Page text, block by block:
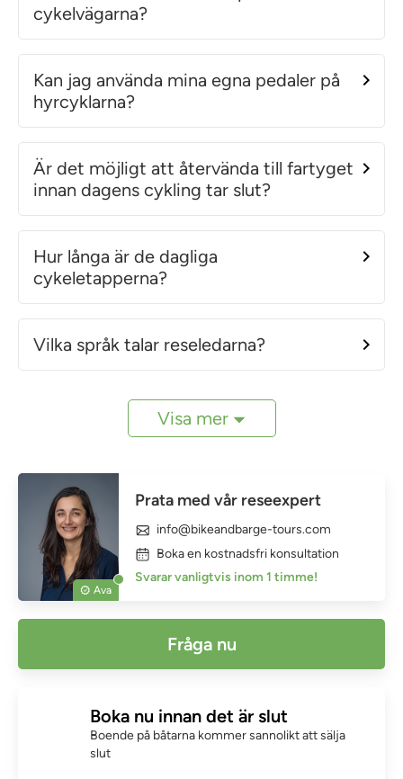
cykelvägarna?
Kan jag använda mina egna pedaler på
hyrcyklarna?
Är det möjligt att återvända till fartyget
innan dagens cykling tar slut?
Hur långa är de dagliga
cykeletapperna?
Vilka språk talar reseledarna?
Visa mer
Ava
Prata med vår reseexpert
info@bikeandbarge-tours.com
Boka en kostnadsfri konsultation
Svarar vanligtvis inom 1 timme!
Fråga nu
Boka nu innan det är slut
Boende på båtarna kommer sannolikt att sälja
slut